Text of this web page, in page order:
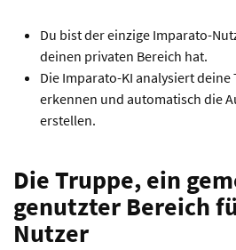
Du bist der einzige Imparato-
deinen privaten Bereich hat.
Die Imparato-KI analysiert deine
erkennen und automatisch die
erstellen.
Die Truppe, ein
genutzter Bereich
Nutzer